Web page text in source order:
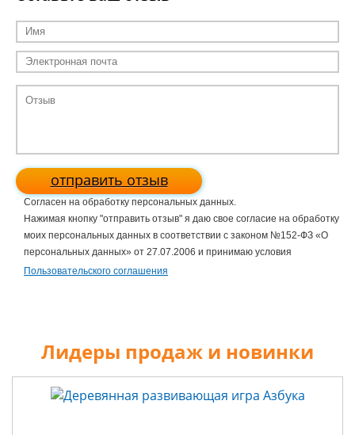
отправить отзыв
Согласен на обработку персональных данных.
Нажимая кнопку "отправить отзыв" я даю свое согласие на обработку
моих персональных данных в соответствии с законом №152-ФЗ «О
персональных данных» от 27.07.2006 и принимаю условия
Пользовательского соглашения
Лидеры продаж и новинки